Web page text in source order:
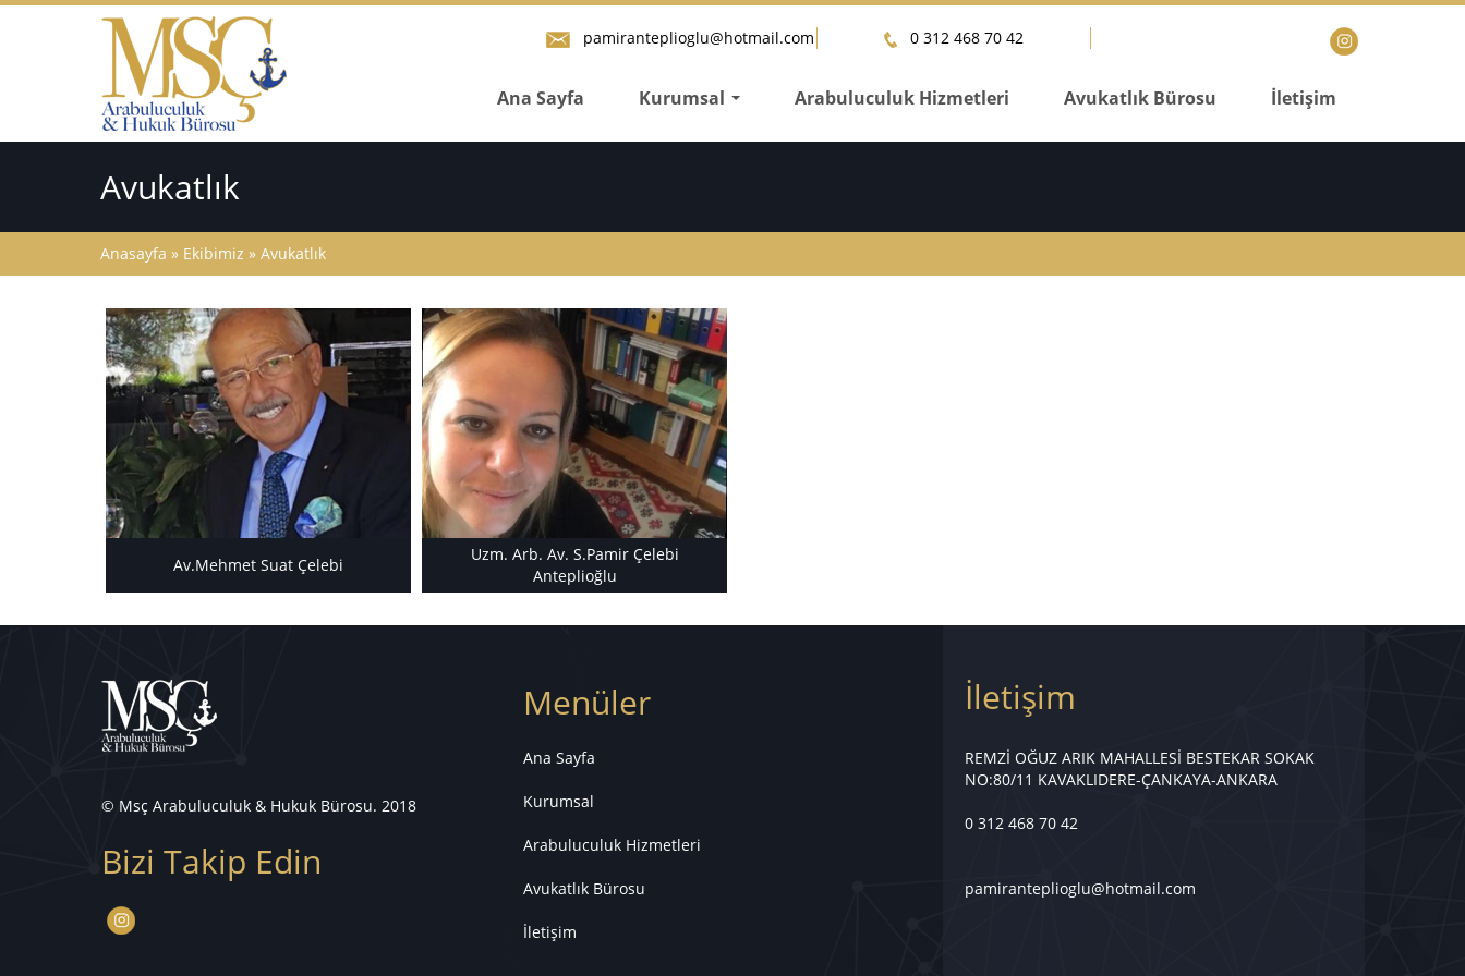
0 312 468 70 42
pamiranteplioglu@hotmail.com
Ana Sayfa Kurumsal Arabuluculuk Hizmetleri Avukatlık Bürosu İletişim
Avukatlık
Anasayfa » Ekibimiz » Avukatlık
Av.Mehmet Suat Çelebi
Uzm. Arb. Av. S.Pamir Çelebi
Anteplioğlu
© Msç Arabuluculuk & Hukuk Bürosu. 2018
Bizi Takip Edin
Menüler
Ana Sayfa
Kurumsal
Arabuluculuk Hizmetleri
Avukatlık Bürosu
İletişim
İletişim
REMZİ OĞUZ ARIK MAHALLESİ BESTEKAR SOKAK
NO:80/11 KAVAKLIDERE-ÇANKAYA-ANKARA
0 312 468 70 42
pamiranteplioglu@hotmail.com